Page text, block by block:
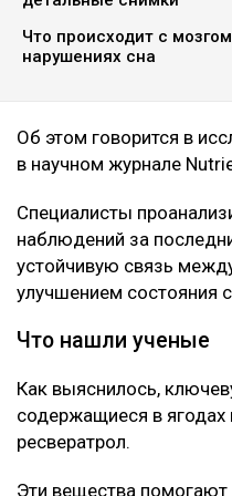
Что происходит с
нарушениях сна
Об этом говорится в
в научном журнале
Специалисты
наблюдений за
устойчивую связь
улучшением состояния
Что нашли ученые
Как выяснилось,
содержащиеся в
ресвератрол.
Эти вещества помогают